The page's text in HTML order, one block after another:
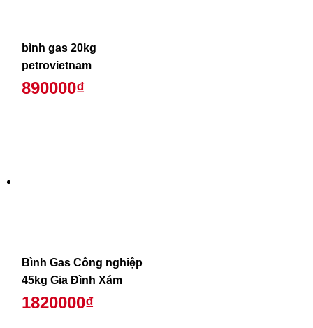
bình gas 20kg
petrovietnam
890000₫
Bình Gas Công nghiệp
45kg Gia Đình Xám
1820000₫